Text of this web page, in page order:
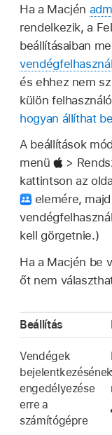
Ha a Macjén
rendelkezik, a
beállításaiban
és ehhez nem
külön
hogyan állíthat
A beállítások
menü
>
kattintson az
elemére,
kell görgetnie.)
Ha a Macjén be
őt nem
Beállítás
Vendégek
bejelentkezésének
engedélyezése
erre a
számítógépre